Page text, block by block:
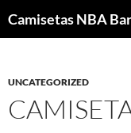
UNCATEGORIZED